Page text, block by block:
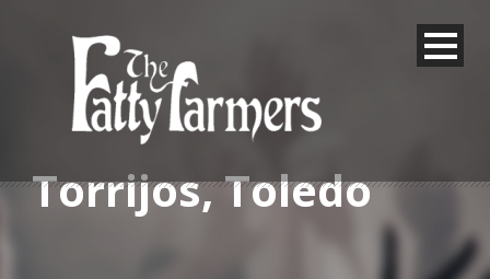
Torrijos, Toledo